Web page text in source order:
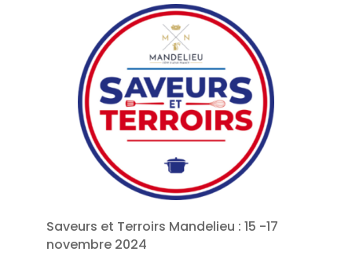
Saveurs et Terroirs Mandelieu : 15 -17
novembre 2024